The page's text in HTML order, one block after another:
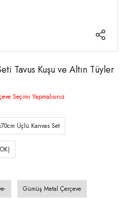
Tavus Kuşu ve Altın Tüyler
Seçimi Yapmalısınız
Üçlü Kanvas Set
Gümüş Metal Çerçeve